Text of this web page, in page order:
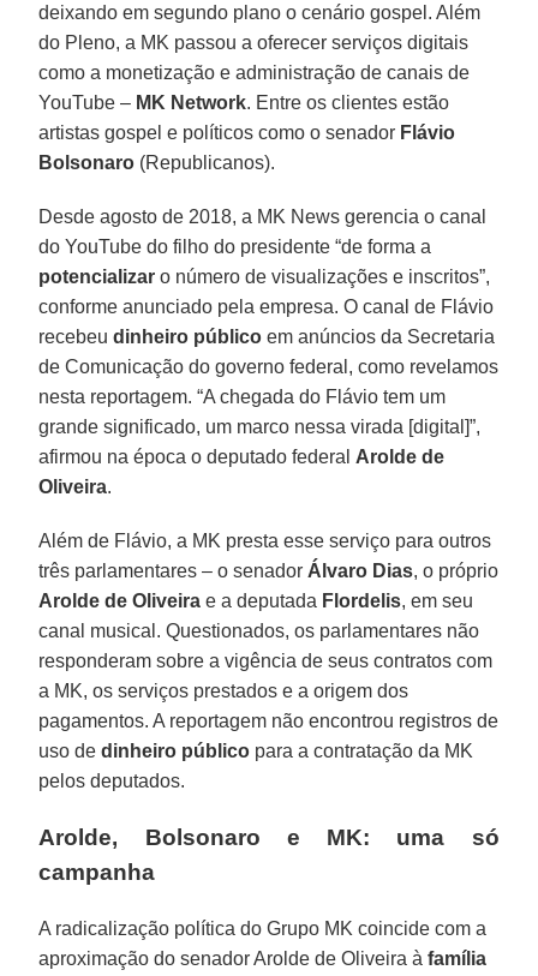
deixando em segundo plano o cenário gospel. Além
do Pleno, a MK passou a oferecer serviços digitais
como a monetização e administração de canais de
YouTube – MK Network. Entre os clientes estão
artistas gospel e políticos como o senador Flávio
Bolsonaro (Republicanos).
Desde agosto de 2018, a MK News gerencia o canal
do YouTube do filho do presidente “de forma a
potencializar o número de visualizações e inscritos”,
conforme anunciado pela empresa. O canal de Flávio
recebeudinheiro público em anúncios da Secretaria
de Comunicação do governo federal, como revelamos
nesta reportagem. “A chegada do Flávio tem um
grande significado, um marco nessa virada [digital]”,
afirmou na época o deputado federal Arolde de
Oliveira.
Além de Flávio, a MK presta esse serviço para outros
três parlamentares – o senador Álvaro Dias, o próprio
Arolde de Oliveira e a deputada Flordelis, em seu
canal musical. Questionados, os parlamentares não
responderam sobre a vigência de seus contratos com
a MK, os serviços prestados e a origem dos
pagamentos. A reportagem não encontrou registros de
uso dedinheiro público para a contratação da MK
pelos deputados.
Arolde, Bolsonaro e MK: uma só
campanha
A radicalização política do Grupo MK coincide com a
aproximação do senador Arolde de Oliveira àfamília